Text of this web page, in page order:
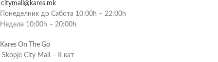
citymall@kares.mk
Понеделник до Сабота 10:00h – 22:00h
Недела 10:00h – 20:00h
Kares On The Go
Skopje City Mall – II кат